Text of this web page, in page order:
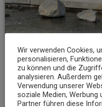
Wir verwenden Cookies,
personalisieren,
zu können und die
analysieren. Außerdem
Verwendung unserer
soziale Medien, Werbung
Partner führen diese